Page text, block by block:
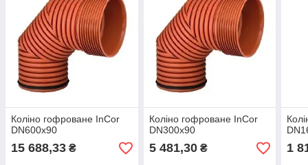
Коліно гофроване InCor
DN600х90
15 688,33 ₴
Коліно гофроване InCor
DN300х90
5 481,30₴ 1